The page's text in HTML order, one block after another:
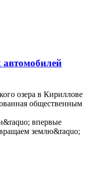
озера в Кириллове
общественным